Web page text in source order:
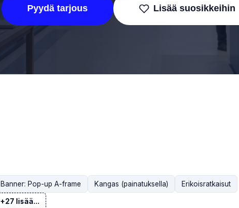
Pyydä tarjous Lisää suosikkeihin
Banner: Pop-up A-frame Kangas (painatuksella) Erikoisratkaisut
+27 lisää...